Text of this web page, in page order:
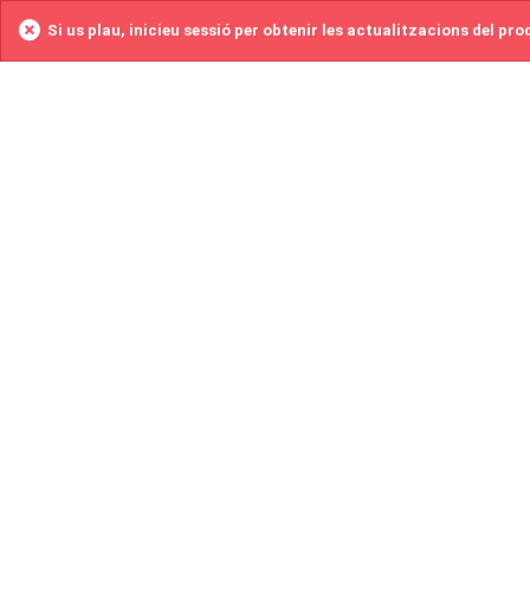
Si us plau, inicieu sessió per obtenir les actualitzacions del